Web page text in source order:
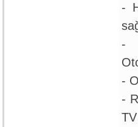
-
-
-
-